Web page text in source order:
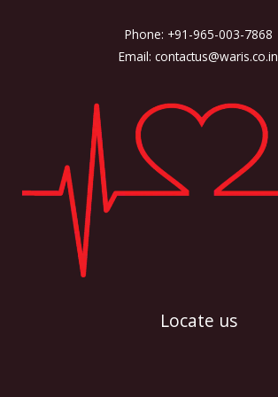
Phone: +91-965-003-7868
Email: contactus@waris.co.in
Locate us